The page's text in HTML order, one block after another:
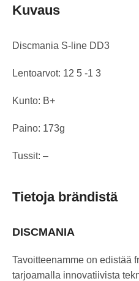
Kuvaus
Discmania S-line DD3
Lentoarvot: 12 5 -1 3
Kunto: B+
Paino: 173g
Tussit: –
Tietoja brändistä
DISCMANIA
Tavoitteenamme on edistää
tarjoamalla innovatiivista